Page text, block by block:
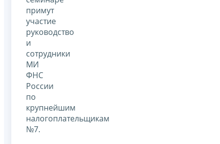
примут
участие
руководство
и
сотрудники
МИ
ФНС
России
по
крупнейшим
налогоплательщикам
№7.